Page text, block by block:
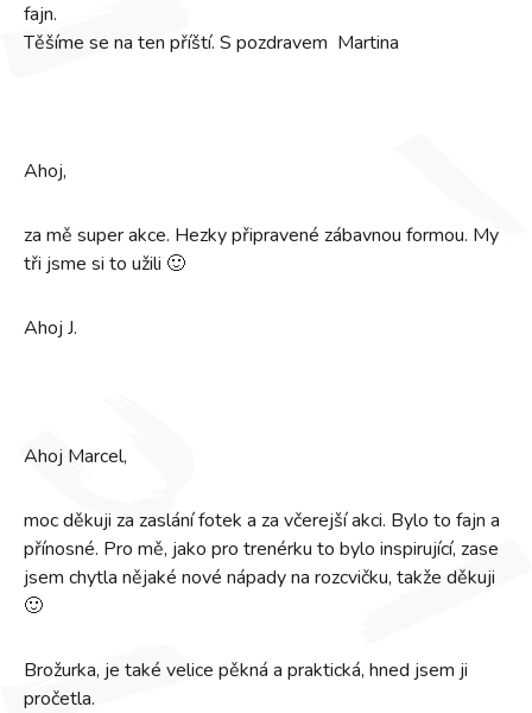
fajn.
Těšíme se na ten příští. S pozdravem Martina
Ahoj,
za mě super akce. Hezky připravené zábavnou formou. My
tři jsme si to užili 🙂
Ahoj J.
Ahoj Marcel,
moc děkuji za zaslání fotek a za včerejší akci. Bylo to fajn a
přínosné. Pro mě, jako pro trenérku to bylo inspirující, zase
jsem chytla nějaké nové nápady na rozcvičku, takže děkuji
🙂
Brožurka, je také velice pěkná a praktická, hned jsem ji
pročetla.